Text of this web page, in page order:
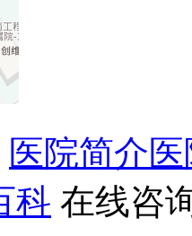
医院简介
科 在线咨